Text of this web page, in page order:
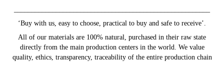
‘Buy with us, easy to choose, practical to buy and safe to receive’.
All of our materials are 100% natural, purchased in their raw state
directly from the main production centers in the world. We value
quality, ethics, transparency, traceability of the entire production chain